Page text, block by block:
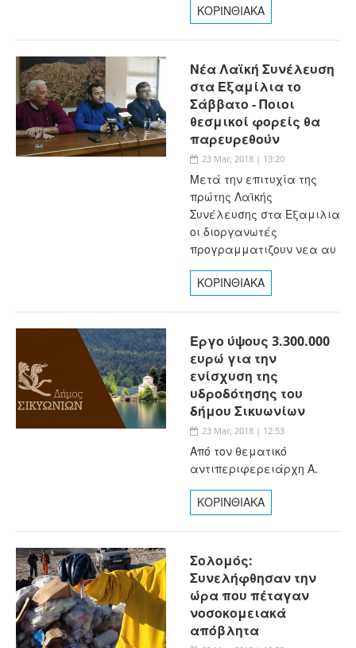
ΚΟΡΙΝΘΙΑΚΑ
Νέα Λαϊκή Συνέλευση
στα Εξαμίλια το
Σάββατο - Ποιοι
θεσμικοί φορείς θα
παρευρεθούν
23 Mar, 2018 | 13:20
Μετά την επιτυχία της
πρώτης Λαϊκής
Συνέλευσης στα Εξαμιλια
οι διοργανωτές
προγραμματιζουν νεα αυ
ΚΟΡΙΝΘΙΑΚΑ
Έργο ύψους 3.300.000
ευρώ για την
ενίσχυση της
υδροδότησης του
δήμου Σικυωνίων
23 Mar, 2018 | 12:53
Από τον θεματικό
αντιπεριφερειάρχη Α.
ΚΟΡΙΝΘΙΑΚΑ
Σολομός:
Συνελήφθησαν την
ώρα που πέταγαν
νοσοκομειακά
απόβλητα